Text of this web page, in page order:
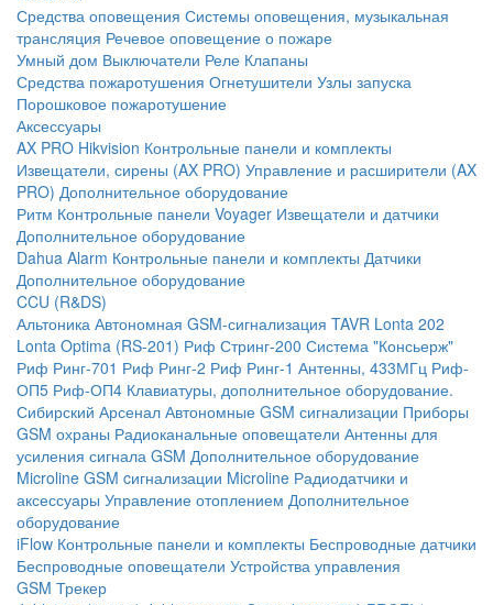
Средства оповещения Системы оповещения, музыкальная
трансляция Речевое оповещение о пожаре
Умный дом Выключатели Реле Клапаны
Средства пожаротушения Огнетушители Узлы запуска
Порошковое пожаротушение
Аксессуары
AX PRO Hikvision Контрольные панели и комплекты
Извещатели, сирены (AX PRO) Управление и расширители (AX
PRO) Дополнительное оборудование
Ритм Контрольные панели Voyager Извещатели и датчики
Дополнительное оборудование
Dahua Alarm Контрольные панели и комплекты Датчики
Дополнительное оборудование
CCU (R&DS)
Альтоника Автономная GSM-сигнализация TAVR Lonta 202
Lonta Optima (RS-201) Риф Стринг-200 Система "Консьерж"
Риф Ринг-701 Риф Ринг-2 Риф Ринг-1 Антенны, 433МГц Риф-
ОП5 Риф-ОП4 Клавиатуры, дополнительное оборудование.
Сибирский Арсенал Автономные GSM сигнализации Приборы
GSM охраны Радиоканальные оповещатели Антенны для
усиления сигнала GSM Дополнительное оборудование
Microline GSM cигнализации Microline Радиодатчики и
аксессуары Управление отоплением Дополнительное
оборудование
iFlow Контрольные панели и комплекты Беспроводные датчики
Беспроводные оповещатели Устройства управления
GSM Трекер